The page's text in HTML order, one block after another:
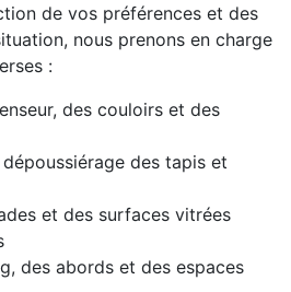
de vos préférences et des
nous prenons en charge
:
des couloirs et des
des tapis et
et des surfaces vitrées
des abords et des espaces